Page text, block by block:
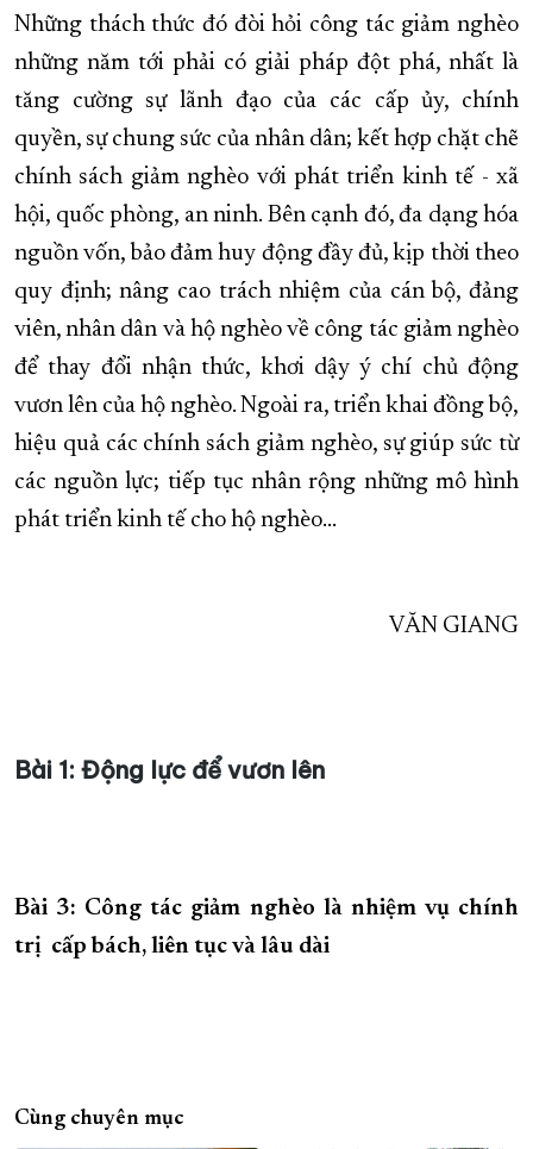
Những thách thức đó đòi hỏi công tác giảm nghèo
những năm tới phải có giải pháp đột phá, nhất là
tăng cường sự lãnh đạo của các cấp ủy, chính
quyền, sự chung sức của nhân dân; kết hợp chặt chẽ
chính sách giảm nghèo với phát triển kinh tế - xã
hội, quốc phòng, an ninh. Bên cạnh đó, đa dạng hóa
nguồn vốn, bảo đảm huy động đầy đủ, kịp thời theo
quy định; nâng cao trách nhiệm của cán bộ, đảng
viên, nhân dân và hộ nghèo về công tác giảm nghèo
để thay đổi nhận thức, khơi dậy ý chí chủ động
vươn lên của hộ nghèo. Ngoài ra, triển khai đồng bộ,
hiệu quả các chính sách giảm nghèo, sự giúp sức từ
các nguồn lực; tiếp tục nhân rộng những mô hình
phát triển kinh tế cho hộ nghèo…
VĂN GIANG
Bài 1: Động lực để vươn lên
Bài 3: Công tác giảm nghèo là nhiệm vụ chính
trị cấp bách, liên tục và lâu dài
Cùng chuyên mục